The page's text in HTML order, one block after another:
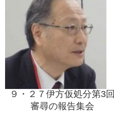
９・２７伊方仮処分第3回
審尋の報告集会